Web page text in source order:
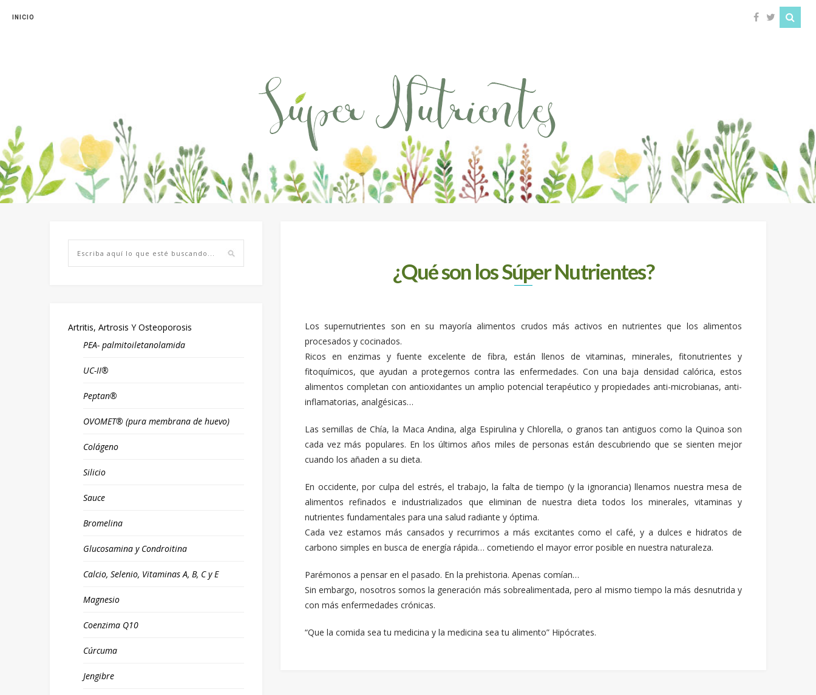
INICIO
Super
Nutrientes
¿Qué son los Súper Nutrientes?
Los supernutrientes son en su mayoría alimentos crudos más activos en nutrientes que los alimentos
procesados y cocinados.
Ricos en enzimas y fuente excelente de fibra, están llenos de vitaminas, minerales, fitonutrientes y
fitoquímicos, que ayudan a protegernos contra las enfermedades. Con una baja densidad calórica, estos
alimentos completan con antioxidantes un amplio potencial terapéutico y propiedades anti-microbianas, anti-
inflamatorias, analgésicas…
Las semillas de Chía, la Maca Andina, alga Espirulina y Chlorella, o granos tan antiguos como la Quinoa son
cada vez más populares. En los últimos años miles de personas están descubriendo que se sienten mejor
cuando los añaden a su dieta.
En occidente, por culpa del estrés, el trabajo, la falta de tiempo (y la ignorancia) llenamos nuestra mesa de
alimentos refinados e industrializados que eliminan de nuestra dieta todos los minerales, vitaminas y
nutrientes fundamentales para una salud radiante y óptima.
Cada vez estamos más cansados y recurrimos a más excitantes como el café, y a dulces e hidratos de
carbono simples en busca de energía rápida… cometiendo el mayor error posible en nuestra naturaleza.
Parémonos a pensar en el pasado. En la prehistoria. Apenas comían…
Sin embargo, nosotros somos la generación más sobrealimentada, pero al mismo tiempo la más desnutrida y
con más enfermedades crónicas.
“Que la comida sea tu medicina y la medicina sea tu alimento” Hipócrates.
Artritis, Artrosis Y Osteoporosis
PEA- palmitoiletanolamida
UC-II®
Peptan®
OVOMET® (pura membrana de huevo)
Colágeno
Silicio
Sauce
Bromelina
Glucosamina y Condroitina
Calcio, Selenio, Vitaminas A, B, C y E
Magnesio
Coenzima Q10
Cúrcuma
Jengibre